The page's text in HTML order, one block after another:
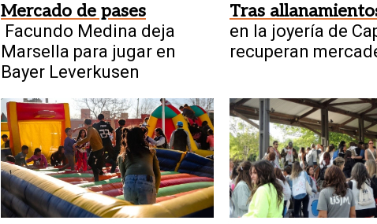
Mercado de pases
Facundo Medina deja
Marsella para jugar en
Bayer Leverkusen
Tras
en la joyería de
recuperan